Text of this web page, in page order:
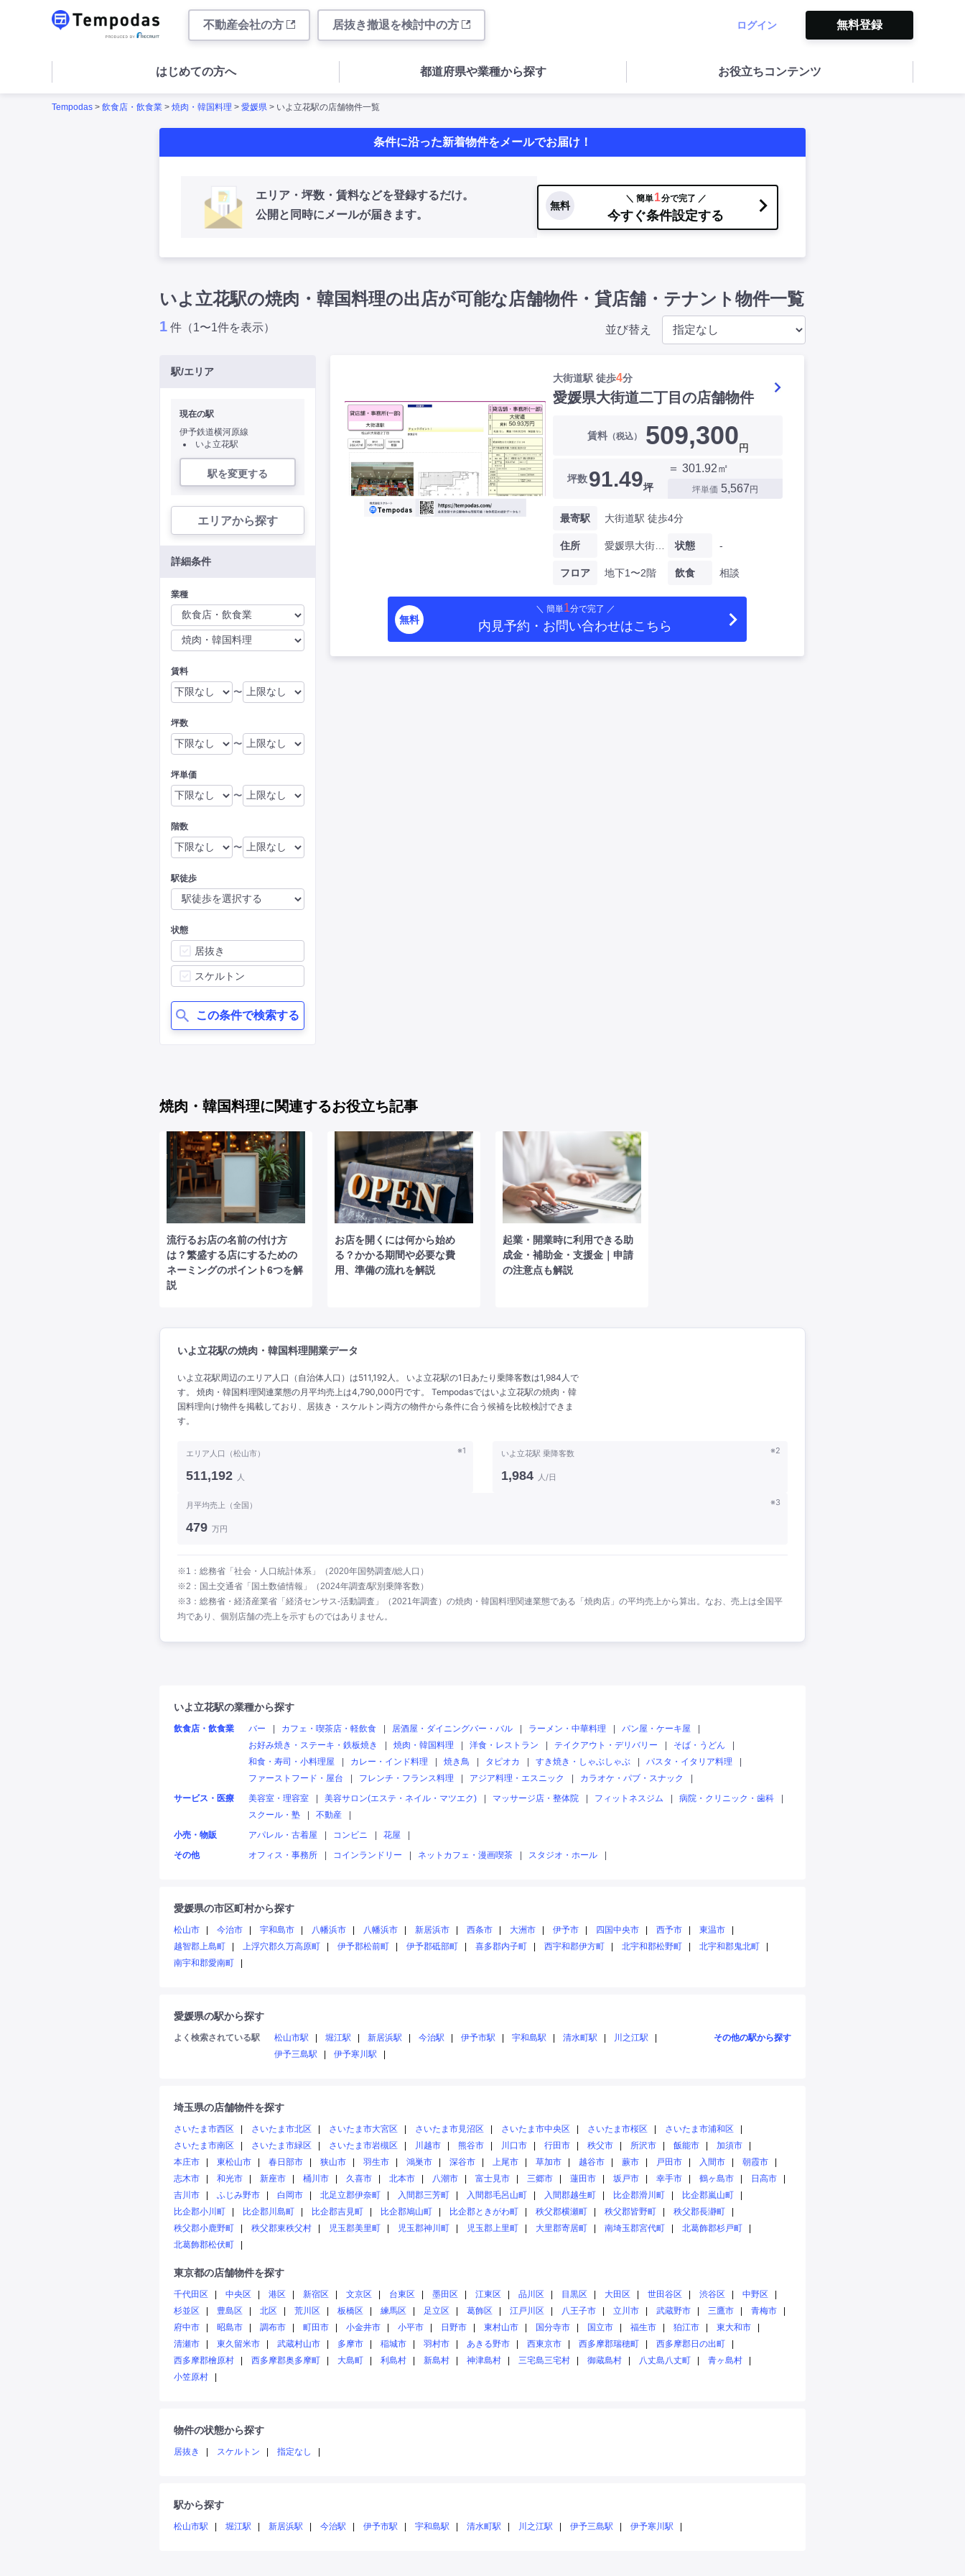
不動産会社の方 居抜き撤退を検討中の方 ログイン 無料登録
はじめての方へ 都道府県や業種から探す お役立ちコンテンツ
Tempodas > 飲食店・飲食業 > 焼肉・韓国料理 > 愛媛県 > いよ立花駅の店舗物件一覧
条件に沿った新着物件をメールでお届け！
エリア・坪数・賃料などを登録するだけ。
公開と同時にメールが届きます。
無料
＼ 簡単1分で完了 ／
今すぐ条件設定する
いよ立花駅の焼肉・韓国料理の出店が可能な店舗物件・貸店舗・テナント物件一覧
1 件（1〜1件を表示） 並び替え
駅/エリア
現在の駅
伊予鉄道横河原線
いよ立花駅
駅を変更する
エリアから探す
詳細条件
業種
賃料
〜
坪数
〜
坪単価
〜
階数
〜
駅徒歩
状態
居抜き
スケルトン
この条件で検索する
大街道駅 徒歩4分
愛媛県大街道二丁目の店舗物件
賃料（税込） 509,300円
坪数91.49坪
＝ 301.92㎡
坪単価 5,567 円
最寄駅 大街道駅 徒歩4分
住所
フロア 地下1〜2階
状態 -
飲食 相談
無料
＼ 簡単1分で完了 ／
内見予約・お問い合わせはこちら
焼肉・韓国料理に関連するお役立ち記事
流行るお店の名前の付け方
は？繁盛する店にするための
ネーミングのポイント6つを解
説
お店を開くには何から始め
る？かかる期間や必要な費
用、準備の流れを解説
起業・開業時に利用できる助
成金・補助金・支援金｜申請
の注意点も解説
いよ立花駅の焼肉・韓国料理開業データ
いよ立花駅周辺のエリア人口（自治体人口）は511,192人。 いよ立花駅の1日あたり乗降客数は1,984人で
す。 焼肉・韓国料理関連業態の月平均売上は4,790,000円です。 Tempodasではいよ立花駅の焼肉・韓
国料理向け物件を掲載しており、居抜き・スケルトン両方の物件から条件に合う候補を比較検討できま
す。
※1
エリア人口（松山市）
511,192 人
※2
いよ立花駅 乗降客数
1,984 人/日
※3
月平均売上（全国）
479 万円
※1：総務省「社会・人口統計体系」（2020年国勢調査/総人口）
※2：国土交通省「国土数値情報」（2024年調査/駅別乗降客数）
※3：総務省・経済産業省「経済センサス‐活動調査」（2021年調査）の焼肉・韓国料理関連業態である「焼肉店」の平均売上から算出。なお、売上は全国平
均であり、個別店舗の売上を示すものではありません。
いよ立花駅の業種から探す
飲食店・飲食業 バー カフェ・喫茶店・軽飲食 居酒屋・ダイニングバー・バル ラーメン・中華料理 パン屋・ケーキ屋
お好み焼き・ステーキ・鉄板焼き
焼肉・韓国料理 洋食・レストラン テイクアウト・デリバリー そば・うどん
和食・寿司・小料理屋
カレー・インド料理 焼き鳥 タピオカ すき焼き・しゃぶしゃぶ パスタ・イタリア料理
ファーストフード・屋台
フレンチ・フランス料理 アジア料理・エスニック カラオケ・パブ・スナック
サービス・医療
美容室・理容室 美容サロン(エステ・ネイル・マツエク) マッサージ店・整体院 フィットネスジム 病院・クリニック・歯科
スクール・塾
不動産
小売・物販
アパレル・古着屋 コンビニ 花屋
その他
オフィス・事務所 コインランドリー ネットカフェ・漫画喫茶 スタジオ・ホール
愛媛県の市区町村から探す
松山市 今治市 宇和島市 八幡浜市 八幡浜市 新居浜市 西条市 大洲市 伊予市 四国中央市 西予市
東温市
越智郡上島町
上浮穴郡久万高原町 伊予郡松前町 伊予郡砥部町 喜多郡内子町 西宇和郡伊方町 北宇和郡松野町
北宇和郡鬼北町
南宇和郡愛南町
愛媛県の駅から探す
よく検索されている駅 松山市駅 堀江駅 新居浜駅 今治駅 伊予市駅 宇和島駅 清水町駅
川之江駅
伊予三島駅
伊予寒川駅
その他の駅から探す
埼玉県の店舗物件を探す
さいたま市西区 さいたま市北区 さいたま市大宮区 さいたま市見沼区 さいたま市中央区 さいたま市桜区
さいたま市浦和区
さいたま市南区
さいたま市緑区 さいたま市岩槻区 川越市 熊谷市 川口市 行田市 秩父市 所沢市 飯能市
加須市
本庄市
東松山市 春日部市 狭山市 羽生市 鴻巣市 深谷市 上尾市 草加市 越谷市 蕨市 戸田市 入間市
朝霞市
志木市
和光市 新座市 桶川市 久喜市 北本市 八潮市 富士見市 三郷市 蓮田市 坂戸市 幸手市 鶴ヶ島市
日高市
吉川市
ふじみ野市 白岡市 北足立郡伊奈町 入間郡三芳町 入間郡毛呂山町 入間郡越生町 比企郡滑川町
比企郡嵐山町
比企郡小川町
比企郡川島町 比企郡吉見町 比企郡鳩山町 比企郡ときがわ町 秩父郡横瀬町 秩父郡皆野町
秩父郡長瀞町
秩父郡小鹿野町
秩父郡東秩父村 児玉郡美里町 児玉郡神川町 児玉郡上里町 大里郡寄居町 南埼玉郡宮代町
北葛飾郡杉戸町
北葛飾郡松伏町
東京都の店舗物件を探す
千代田区 中央区 港区 新宿区 文京区 台東区 墨田区 江東区 品川区 目黒区 大田区 世田谷区 渋谷区
中野区
杉並区
豊島区 北区 荒川区 板橋区 練馬区 足立区 葛飾区 江戸川区 八王子市 立川市 武蔵野市 三鷹市
青梅市
府中市
昭島市 調布市 町田市 小金井市 小平市 日野市 東村山市 国分寺市 国立市 福生市 狛江市
東大和市
清瀬市
東久留米市 武蔵村山市 多摩市 稲城市 羽村市 あきる野市 西東京市 西多摩郡瑞穂町
西多摩郡日の出町
西多摩郡檜原村
西多摩郡奥多摩町 大島町 利島村 新島村 神津島村 三宅島三宅村 御蔵島村 八丈島八丈町
青ヶ島村
小笠原村
物件の状態から探す
居抜き スケルトン 指定なし
駅から探す
松山市駅 堀江駅 新居浜駅 今治駅 伊予市駅 宇和島駅 清水町駅 川之江駅 伊予三島駅 伊予寒川駅